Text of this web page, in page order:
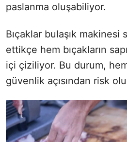
paslanma oluşabiliyor.
Bıçaklar bulaşık
ettikçe hem bıçakların
içi çiziliyor. Bu durum,
güvenlik açısından risk